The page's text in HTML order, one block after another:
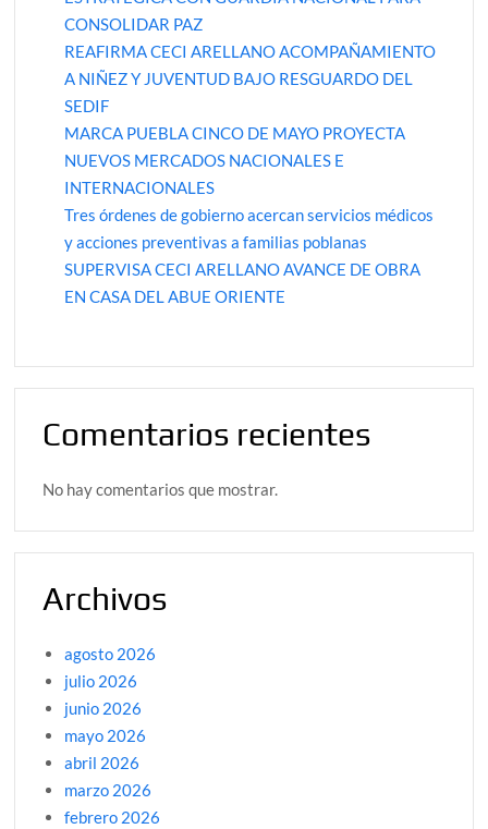
CONSOLIDAR PAZ
REAFIRMA CECI ARELLANO ACOMPAÑAMIENTO
A NIÑEZ Y JUVENTUD BAJO RESGUARDO DEL
SEDIF
MARCA PUEBLA CINCO DE MAYO PROYECTA
NUEVOS MERCADOS NACIONALES E
INTERNACIONALES
Tres órdenes de gobierno acercan servicios médicos
y acciones preventivas a familias poblanas
SUPERVISA CECI ARELLANO AVANCE DE OBRA
EN CASA DEL ABUE ORIENTE
Comentarios recientes
No hay comentarios que mostrar.
Archivos
agosto 2026
julio 2026
junio 2026
mayo 2026
abril 2026
marzo 2026
febrero 2026